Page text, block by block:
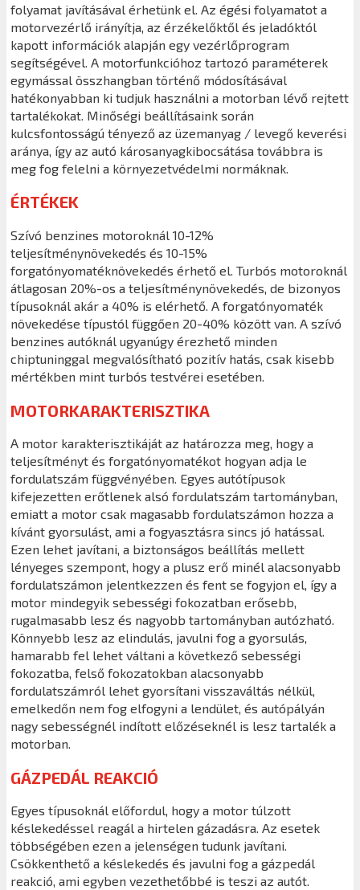
folyamat javításával érhetünk el. Az égési folyamatot a
motorvezérlő irányítja, az érzékelőktől és jeladóktól
kapott információk alapján egy vezérlőprogram
segítségével. A motorfunkcióhoz tartozó paraméterek
egymással összhangban történő módosításával
hatékonyabban ki tudjuk használni a motorban lévő rejtett
tartalékokat. Minőségi beállításaink során
kulcsfontosságú tényező az üzemanyag / levegő keverési
aránya, így az autó károsanyagkibocsátása továbbra is
meg fog felelni a környezetvédelmi normáknak.
ÉRTÉKEK
Szívó benzines motoroknál 10-12%
teljesítménynövekedés és 10-15%
forgatónyomatéknövekedés érhető el. Turbós motoroknál
átlagosan 20%-os a teljesítménynövekedés, de bizonyos
típusoknál akár a 40% is elérhető. A forgatónyomaték
növekedése típustól függően 20-40% között van. A szívó
benzines autóknál ugyanúgy érezhető minden
chiptuninggal megvalósítható pozitív hatás, csak kisebb
mértékben mint turbós testvérei esetében.
MOTORKARAKTERISZTIKA
A motor karakterisztikáját az határozza meg, hogy a
teljesítményt és forgatónyomatékot hogyan adja le
fordulatszám függvényében. Egyes autótípusok
kifejezetten erőtlenek alsó fordulatszám tartományban,
emiatt a motor csak magasabb fordulatszámon hozza a
kívánt gyorsulást, ami a fogyasztásra sincs jó hatással.
Ezen lehet javítani, a biztonságos beállítás mellett
lényeges szempont, hogy a plusz erő minél alacsonyabb
fordulatszámon jelentkezzen és fent se fogyjon el, így a
motor mindegyik sebességi fokozatban erősebb,
rugalmasabb lesz és nagyobb tartományban autózható.
Könnyebb lesz az elindulás, javulni fog a gyorsulás,
hamarabb fel lehet váltani a következő sebességi
fokozatba, felső fokozatokban alacsonyabb
fordulatszámról lehet gyorsítani visszaváltás nélkül,
emelkedőn nem fog elfogyni a lendület, és autópályán
nagy sebességnél indított előzéseknél is lesz tartalék a
motorban.
GÁZPEDÁL REAKCIÓ
Egyes típusoknál előfordul, hogy a motor túlzott
késlekedéssel reagál a hirtelen gázadásra. Az esetek
többségében ezen a jelenségen tudunk javítani.
Csökkenthető a késlekedés és javulni fog a gázpedál
reakció, ami egyben vezethetőbbé is teszi az autót.